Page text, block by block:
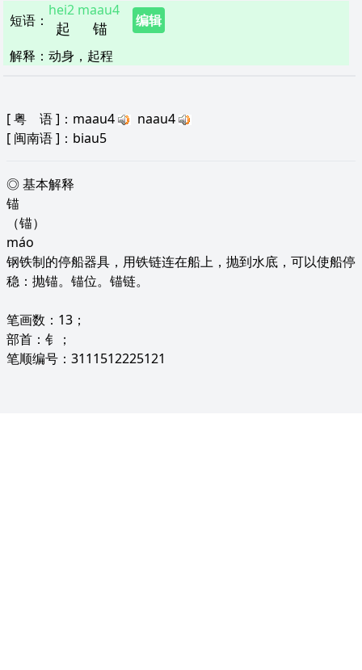
短语 ： 起
hei2
锚
maau4
编辑
解释 ： 动身，起程
[粤 语]：maau4
naau4
[ 闽南语]：biau5
◎ 基本解释
锚
（锚）
máo
钢铁制的停船器具，用铁链连在船上，抛到水底，可以使船停
稳：抛锚。锚位。锚链。
笔画数：13；
部首：钅；
笔顺编号：3111512225121